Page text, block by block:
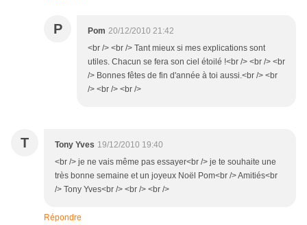
P Pom 20/12/2010 21:42
<br /> <br /> Tant mieux si mes explications sont
utiles. Chacun se fera son ciel étoilé !<br /> <br /> <br
/> Bonnes fêtes de fin d'année à toi aussi.<br /> <br
/> <br /> <br />
T Tony Yves 19/12/2010 19:40
<br /> je ne vais même pas essayer<br /> je te souhaite une
très bonne semaine et un joyeux Noël Pom<br /> Amitiés<br
/> Tony Yves<br /> <br /> <br />
Répondre